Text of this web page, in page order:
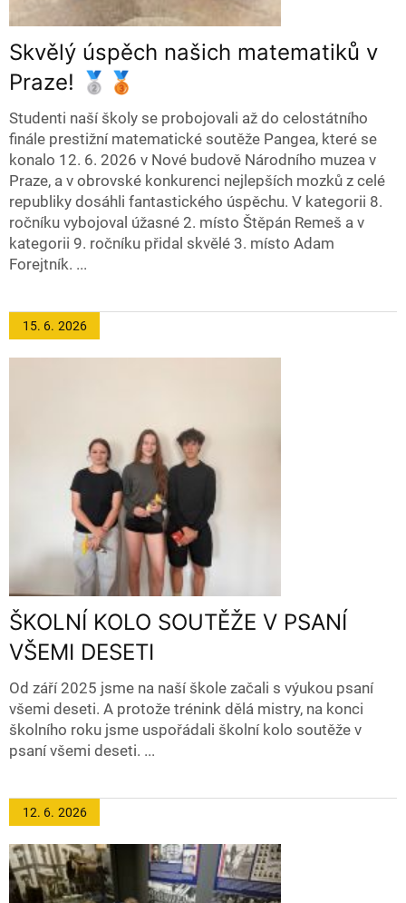
Skvělý úspěch našich matematiků v
Praze! 🥈🥉
Studenti naší školy se probojovali až do celostátního
finále prestižní matematické soutěže Pangea, které se
konalo 12. 6. 2026 v Nové budově Národního muzea v
Praze, a v obrovské konkurenci nejlepších mozků z celé
republiky dosáhli fantastického úspěchu. V kategorii 8.
ročníku vybojoval úžasné 2. místo Štěpán Remeš a v
kategorii 9. ročníku přidal skvělé 3. místo Adam
Forejtník. ...
15. 6. 2026
ŠKOLNÍ KOLO SOUTĚŽE V PSANÍ
VŠEMI DESETI
Od září 2025 jsme na naší škole začali s výukou psaní
všemi deseti️. A protože trénink dělá mistry, na konci
školního roku jsme uspořádali školní kolo soutěže v
psaní všemi deseti. ...
12. 6. 2026